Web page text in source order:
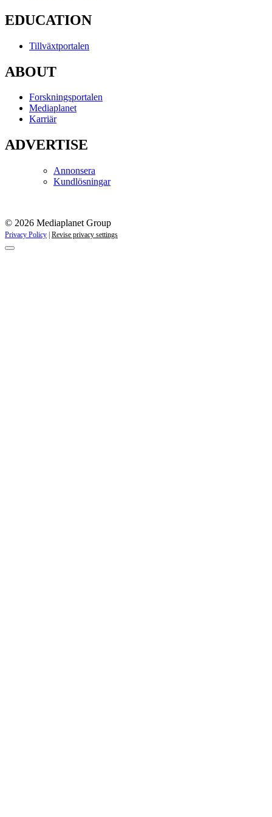
EDUCATION
Tillväxtportalen
ABOUT
Forskningsportalen
Mediaplanet
Karriär
ADVERTISE
Annonsera
Kundlösningar
© 2026 Mediaplanet Group
Privacy Policy Revise privacy settings